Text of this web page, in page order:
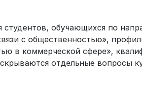
студентов, обучающихся по
с общественностью»,
в коммерческой сфере»,
отдельные вопросы
результаты исследований
к политеизму.